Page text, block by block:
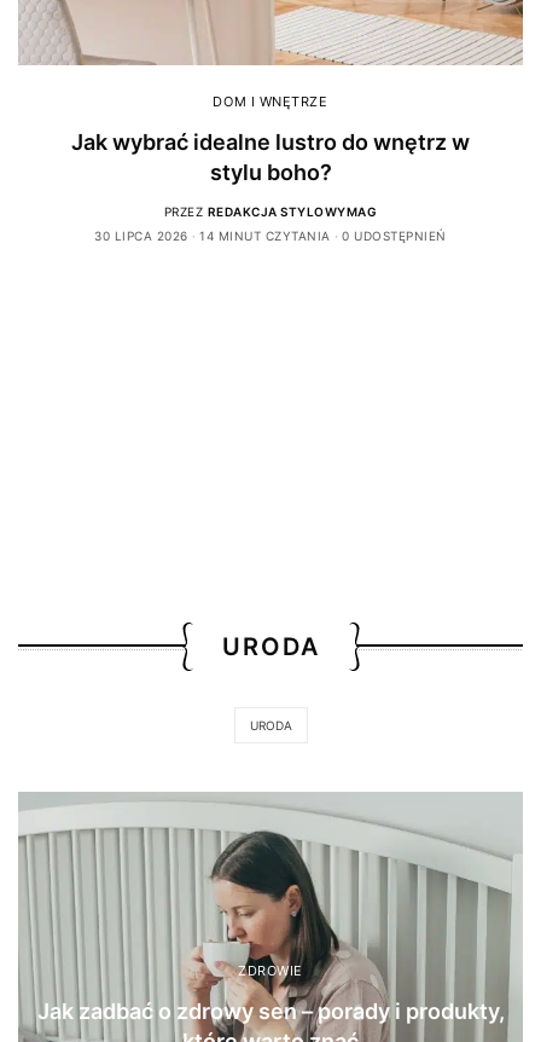
DOM I WNĘTRZE
Jak wybrać idealne lustro do wnętrz w
stylu boho?
PRZEZ REDAKCJA STYLOWYMAG
30 LIPCA 2026
14 MINUT CZYTANIA 0 UDOSTĘPNIEŃ
URODA
URODA
ZDROWIE
Jak zadbać o zdrowy sen – porady i produkty,